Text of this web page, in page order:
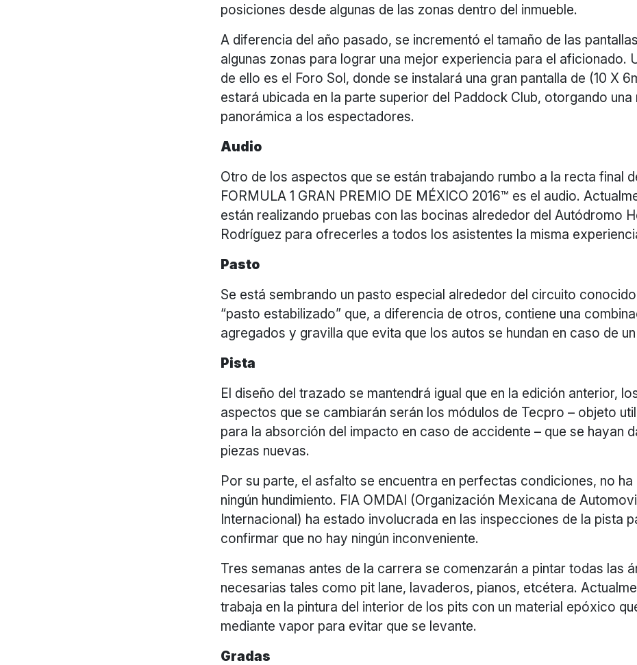
posiciones desde algunas de las zonas dentro del inmueble.
A diferencia del año pasado, se incrementó el tamaño de las
algunas zonas para lograr una mejor experiencia para el aficionado.
de ello es el Foro Sol, donde se instalará una gran pantalla de (10 X
estará ubicada en la parte superior del Paddock Club, otorgando una
panorámica a los espectadores.
Audio
Otro de los aspectos que se están trabajando rumbo a la recta final
FORMULA 1 GRAN PREMIO DE MÉXICO 2016™ es el audio.
están realizando pruebas con las bocinas alrededor del Autódromo
Rodríguez para ofrecerles a todos los asistentes la misma
Pasto
Se está sembrando un pasto especial alrededor del circuito
“pasto estabilizado” que, a diferencia de otros, contiene una
agregados y gravilla que evita que los autos se hundan en caso de
Pista
El diseño del trazado se mantendrá igual que en la edición anterior,
aspectos que se cambiarán serán los módulos de Tecpro – objeto
para la absorción del impacto en caso de accidente – que se hayan
piezas nuevas.
Por su parte, el asfalto se encuentra en perfectas condiciones, no ha
ningún hundimiento. FIA OMDAI (Organización Mexicana de
Internacional) ha estado involucrada en las inspecciones de la pista
confirmar que no hay ningún inconveniente.
Tres semanas antes de la carrera se comenzarán a pintar todas las
necesarias tales como pit lane, lavaderos, pianos, etcétera.
trabaja en la pintura del interior de los pits con un material epóxico
mediante vapor para evitar que se levante.
Gradas